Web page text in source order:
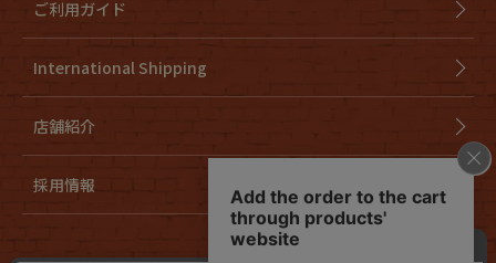
ご利用ガイド
International Shipping
店舗紹介
採用情報